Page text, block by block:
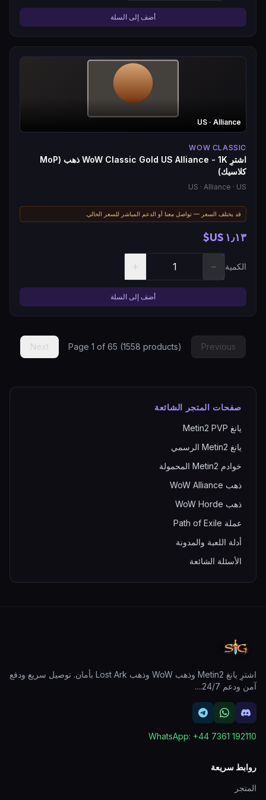
أضف إلى السلة
US · Alliance
WOW CLASSIC
اشترِ WoW Classic Gold US Alliance - 1K ذهب (MoP
كلاسيك)
US · Alliance · US
قد يختلف السعر — تواصل معنا أو الدعم المباشر للسعر الحالي.
١٫١٣ US$
الكمية −
+
أضف إلى السلة
Previous
Page 1 of 65 (1558 products)
Next
صفحات المتجر الشائعة
يانغ Metin2 PVP
يانغ Metin2 الرسمي
خوادم Metin2 المحمولة
ذهب WoW Alliance
ذهب WoW Horde
عملة Path of Exile
أدلة اللعبة والمدونة
الأسئلة الشائعة
اشترِ يانغ Metin2 وذهب WoW وذهب Lost Ark بأمان. توصيل سريع ودفع
آمن ودعم 24/7.
...
WhatsApp: +44 7361 192110
روابط سريعة
المتجر